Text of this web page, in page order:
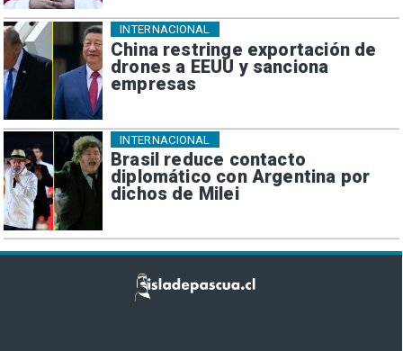
China restringe exportación de
drones a EEUU y sanciona
empresas
INTERNACIONAL
Brasil reduce contacto
diplomático con Argentina por
dichos de Milei
INTERNACIONAL